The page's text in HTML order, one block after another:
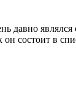
давно
он состоит в